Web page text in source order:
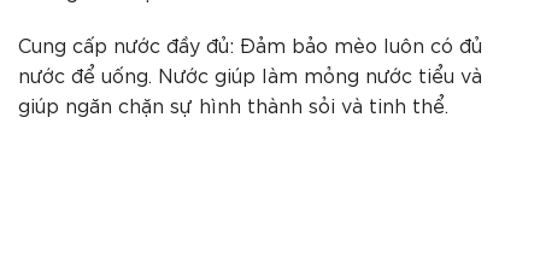
Cung cấp nước đầy đủ: Đảm bảo mèo luôn có đủ
nước để uống. Nước giúp làm mỏng nước tiểu và
giúp ngăn chặn sự hình thành sỏi và tinh thể.